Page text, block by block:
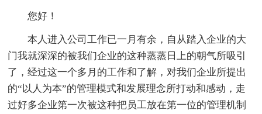
您好！
本人进入公司工作已一月有余，自从踏入企业的大
门我就深深的被我们企业的这种蒸蒸日上的朝气所吸引
了，经过这一个多月的工作和了解，对我们企业所提出
的“以人为本”的管理模式和发展理念所打动和感动，走
过好多企业第一次被这种把员工放在第一位的管理机制